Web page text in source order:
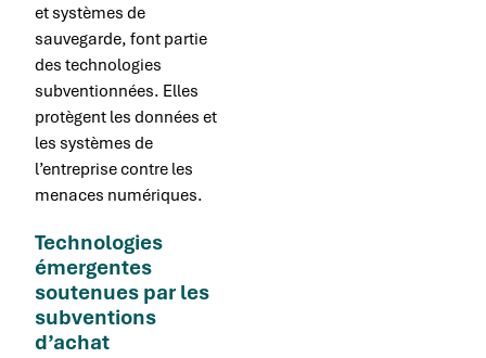
et systèmes de
sauvegarde, font partie
des technologies
subventionnées. Elles
protègent les données et
les systèmes de
l’entreprise contre les
menaces numériques.
Technologies
émergentes
soutenues par les
subventions
d’achat